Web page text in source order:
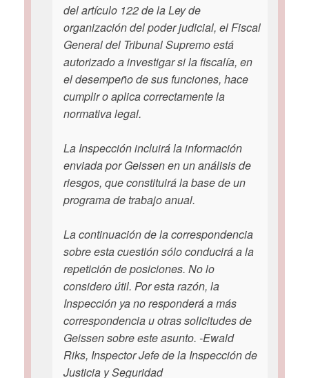
del artículo 122 de la Ley de
organización del poder judicial, el Fiscal
General del Tribunal Supremo está
autorizado a investigar si la fiscalía, en
el desempeño de sus funciones, hace
cumplir o aplica correctamente la
normativa legal.
La Inspección incluirá la información
enviada por Geissen en un análisis de
riesgos, que constituirá la base de un
programa de trabajo anual.
La continuación de la correspondencia
sobre esta cuestión sólo conducirá a la
repetición de posiciones. No lo
considero útil. Por esta razón, la
Inspección ya no responderá a más
correspondencia u otras solicitudes de
Geissen sobre este asunto. -Ewald
Riks, Inspector Jefe de la Inspección de
Justicia y Seguridad